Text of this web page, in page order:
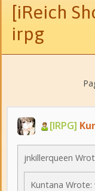
[iReich
irpg
[IRPG]
jnkillerqueen
Kuntana Wrote: